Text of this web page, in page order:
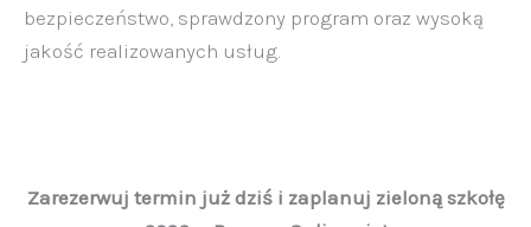
bezpieczeństwo, sprawdzony program oraz wysoką
jakość realizowanych usług.
Zarezerwuj termin już dziś i zaplanuj zieloną szkołę